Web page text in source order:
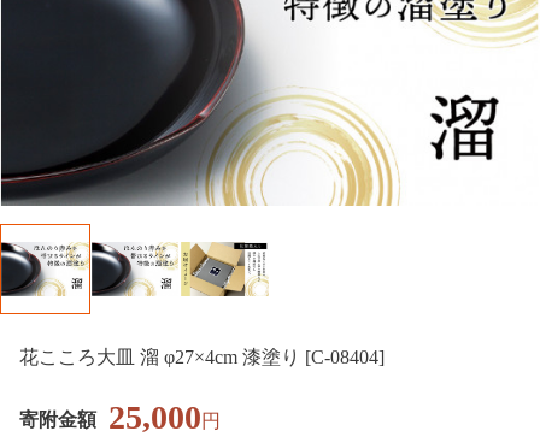
花こころ大皿 溜 φ27×4cm 漆塗り [C-08404]
寄附金額 25,000円